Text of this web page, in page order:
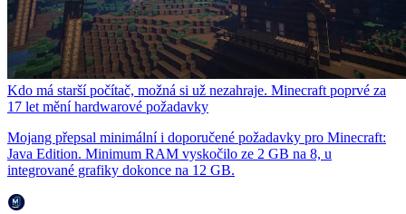
Kdo má starší počítač, možná si už nezahraje. Minecraft poprvé za
17 let mění hardwarové požadavky
Mojang přepsal minimální i doporučené požadavky pro Minecraft:
Java Edition. Minimum RAM vyskočilo ze 2 GB na 8, u
integrované grafiky dokonce na 12 GB.